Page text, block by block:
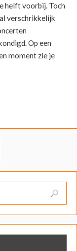
helft voorbij. Toch
verschrikkelijk
Op een
moment zie je